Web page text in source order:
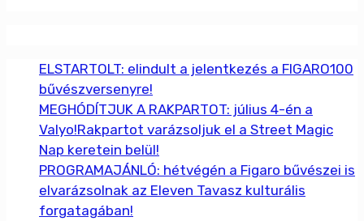
ELSTARTOLT: elindult a jelentkezés a FIGARO100
bűvészversenyre!
MEGHÓDÍTJUK A RAKPARTOT: július 4-én a
Valyo!Rakpartot varázsoljuk el a Street Magic
Nap keretein belül!
PROGRAMAJÁNLÓ: hétvégén a Figaro bűvészei is
elvarázsolnak az Eleven Tavasz kulturális
forgatagában!